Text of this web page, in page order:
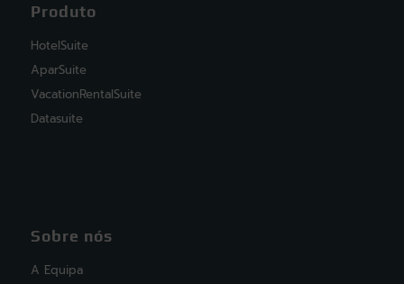
Produto
HotelSuite
AparSuite
VacationRentalSuite
Datasuite
Sobre nós
A Equipa